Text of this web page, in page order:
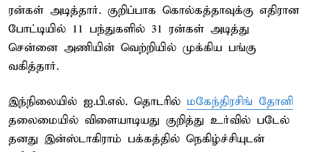
ரன்கள் அடித்தார். குறிப்பாக கொல்கத்தாவுக்கு எதிரான
போட்டியில் 11 பந்துகளில் 31 ரன்கள் அடித்து
சென்னை அணியின் வெற்றியில் முக்கிய பங்கு
வகித்தார்.
இந்நிலையில் ஐ.பி.எல். தொடரில் மகேந்திரசிங் தோனி
தலைமையில் விளையாடியது குறித்து உர்வில் படேல்
தனது இன்ஸ்டாகிராம் பக்கத்தில் நெகிழ்ச்சியுடன்